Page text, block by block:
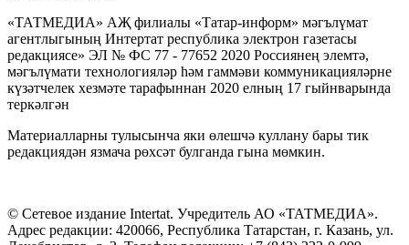
«ТАТМЕДИА» АҖ филиалы «Татар-информ» мәгълүмат
агентлыгының Интертат республика электрон газетасы
редакциясе» ЭЛ № ФС 77 - 77652 2020 Россиянең элемтә,
мәгълүмати технологияләр һәм гаммәви коммуникацияләрне
күзәтчелек хезмәте тарафыннан 2020 елның 17 гыйнварында
теркәлгән
Материалларны тулысынча яки өлешчә куллану бары тик
редакциядән язмача рөхсәт булганда гына мөмкин.
© Сетевое издание Intertat. Учредитель АО «ТАТМЕДИА».
Адрес редакции: 420066, Республика Татарстан, г. Казань, ул.